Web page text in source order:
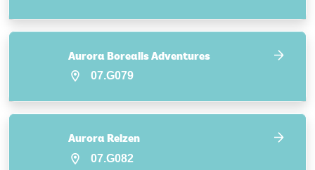
Aurora Borealis Adventures
07.G079
Aurora Reizen
07.G082